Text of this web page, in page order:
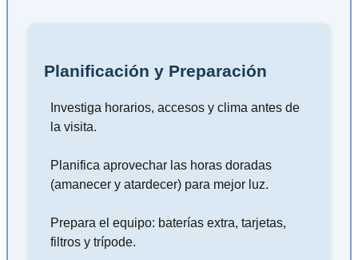
Planificación y Preparación
Investiga horarios, accesos y clima antes de
la visita.
Planifica aprovechar las horas doradas
(amanecer y atardecer) para mejor luz.
Prepara el equipo: baterías extra, tarjetas,
filtros y trípode.